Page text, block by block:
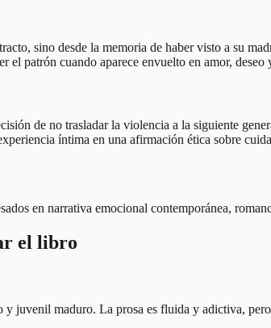
sino desde la memoria de haber visto a su
el patrón cuando aparece envuelto en amor, deseo
de no trasladar la violencia a la siguiente
íntima en una afirmación ética sobre
en narrativa emocional contemporánea,
el libro
juvenil maduro. La prosa es fluida y adictiva,